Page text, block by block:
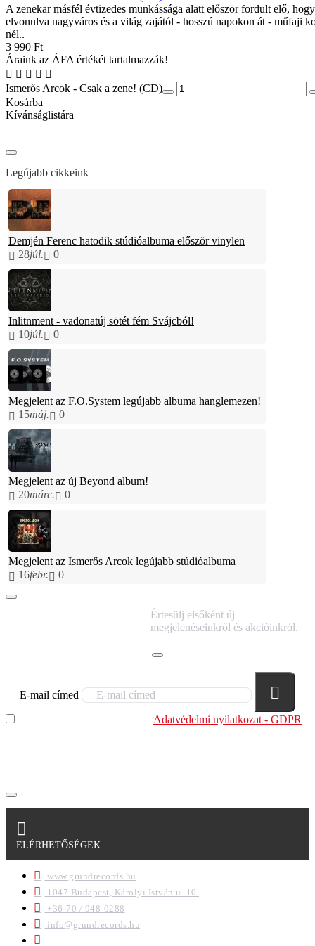
A zenekar másfél évtizedes munkássága alatt először fordult elő, hogy
elvonulva nagyváros és a világ zajától - hosszú napokon át - műfaji
nél..
3 990 Ft
Áraink az ÁFA értékét tartalmazzák!
Ismerős Arcok - Csak a zene! (CD)
Kosárba
Kívánságlistára
Legújabb cikkeink
Demjén Ferenc hatodik stúdióalbuma először vinylen
28júl. 0
Inlitnment - vadonatúj sötét fém Svájcból!
10júl. 0
Megjelent az F.O.System legújabb albuma hanglemezen!
15máj. 0
Megjelent az új Beyond album!
20márc. 0
Megjelent az Ismerős Arcok legújabb stúdióalbuma
16febr. 0
Értesülj elsőként új
megjelenéseinkről és akcióinkról.
E-mail címed
Adatvédelmi nyilatkozat - GDPR
ELÉRHETŐSÉGEK
www.grundrecords.hu
1047 Budapest, Károlyi István u. 10.
+36-70 / 948-0288
info@grundrecords.hu